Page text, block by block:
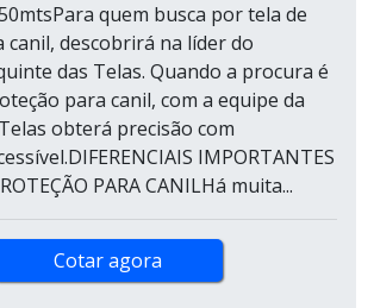
quem busca por tela de
canil, descobrirá na líder do
das Telas. Quando a procura é
para canil, com a equipe da
obterá precisão com
IMPORTANTES
PARA CANILHá muita...
Cotar agora